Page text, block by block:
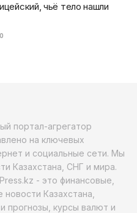
чьё тело нашли
0
портал-агрегатор
на ключевых
и социальные сети. Мы
Казахстана, СНГ и мира.
- это финансовые,
Казахстана,
прогнозы, курсы валют и